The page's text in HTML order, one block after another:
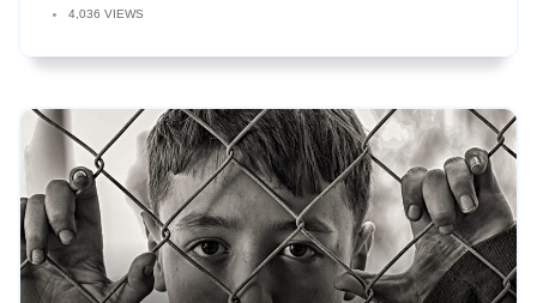
4,036 VIEWS